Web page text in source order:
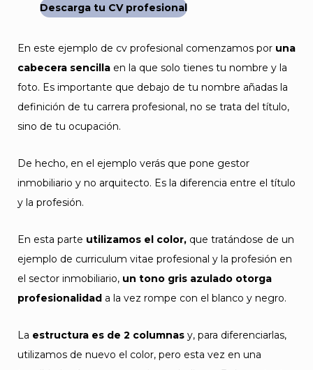
Descarga tu CV profesional
En este ejemplo de cv profesional comenzamos por una
cabecera sencilla en la que solo tienes tu nombre y la
foto. Es importante que debajo de tu nombre añadas la
definición de tu carrera profesional, no se trata del título,
sino de tu ocupación.
De hecho, en el ejemplo verás que pone gestor
inmobiliario y no arquitecto. Es la diferencia entre el título
y la profesión.
En esta parte utilizamos el color, que tratándose de un
ejemplo de curriculum vitae profesional y la profesión en
el sector inmobiliario, un tono gris azulado otorga
profesionalidad a la vez rompe con el blanco y negro.
La estructura es de 2 columnas y, para diferenciarlas,
utilizamos de nuevo el color, pero esta vez en una